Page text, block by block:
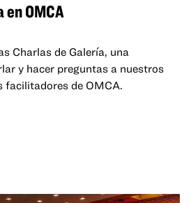
OMCA
Charlas de Galería, una
y hacer preguntas a nuestros
facilitadores de OMCA.